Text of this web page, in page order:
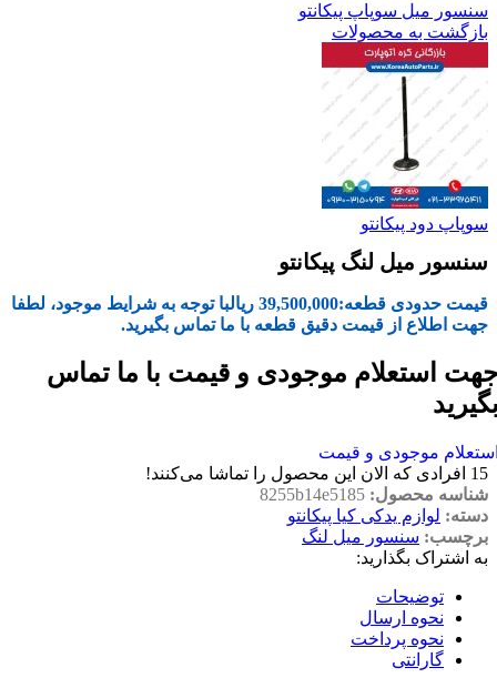
سنسور میل سوپاپ پیکانتو
بازگشت به محصولات
سوپاپ دود پیکانتو
سنسور میل لنگ پیکانتو
قیمت حدودی قطعه:39,500,000 ریالبا توجه به شرایط موجود، لطفا
جهت اطلاع از قیمت دقیق قطعه با ما تماس بگیرید.
استعلام موجودی و قیمت با ما تماس
موجودی و قیمت
15 افرادی که الان این محصول را تماشا می‌کنند!
شناسه محصول: 8255b14e5185
دسته: لوازم یدکی کیا پیکانتو
برچسب: سنسور میل لنگ
به اشتراک بگذارید:
توضیحات
نحوه ارسال
نحوه پرداخت
گارانتی